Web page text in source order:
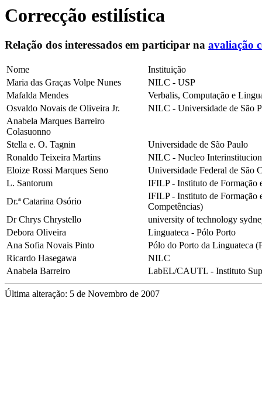
Correcção estilística
Relação dos interessados em participar na avaliação
Nome
Instituição
Maria das Graças Volpe Nunes
NILC - USP
Mafalda Mendes
Verbalis, Computação e
Osvaldo Novais de Oliveira Jr.
NILC - Universidade de São
Anabela Marques Barreiro
Colasuonno
Stella e. O. Tagnin
Universidade de São Paulo
Ronaldo Teixeira Martins
NILC - Nucleo
Eloize Rossi Marques Seno
Universidade Federal de São
L. Santorum
IFILP - Instituto de Formação
Dr.ª Catarina Osório
IFILP - Instituto de Formação
Competências)
Dr Chrys Chrystello
university of technology
Debora Oliveira
Linguateca - Pólo Porto
Ana Sofia Novais Pinto
Pólo do Porto da Linguateca
Ricardo Hasegawa
NILC
Anabela Barreiro
LabEL/CAUTL - Instituto
Última alteração: 5 de Novembro de 2007